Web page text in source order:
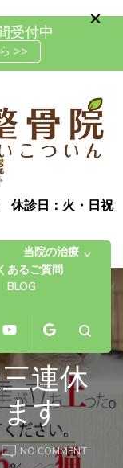
受付中
>>
・坐骨神
整骨院
自費治療専門の整
診日：火・日祝
当院の治療
あるご質問
BLOG
連休
す
NO COMMENT